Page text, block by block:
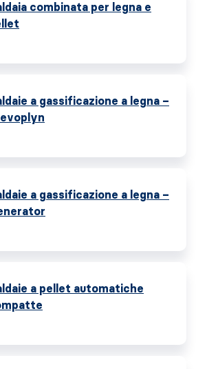
combinata per legna e
a gassificazione a legna –
a gassificazione a legna –
a pellet automatiche